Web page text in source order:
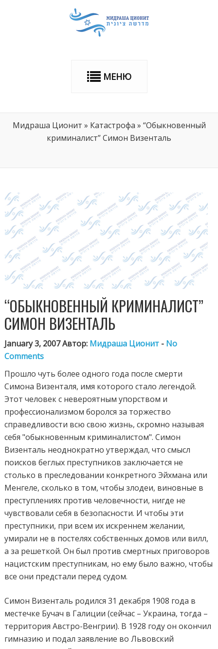
МЕНЮ
Мидраша Ционит » Катастрофа » “Обыкновенный
криминалист” Симон Визенталь
“ОБЫКНОВЕННЫЙ КРИМИНАЛИСТ”
СИМОН ВИЗЕНТАЛЬ
January 3, 2007 Автор: Мидраша Ционит - No
Comments
Прошло чуть более одного года после смерти
Симона Визенталя, имя которого стало легендой.
Этот человек с невероятным упорством и
профессионализмом боролся за торжество
справедливости всю свою жизнь, скромно называя
себя "обыкновенным криминалистом". Симон
Визенталь неоднократно утверждал, что смысл
поисков беглых преступников заключается не
столько в преследовании конкретного Эйхмана или
Менгеле, сколько в том, чтобы злодеи, виновные в
преступлениях против человечности, нигде не
чувствовали себя в безопасности. И чтобы эти
преступники, при всем их искреннем желании,
умирали не в постелях собственных домов или вилл,
а за решеткой. Он был против смертных приговоров
нацистским преступникам, но ему было важно, чтобы
все они предстали перед судом.
Симон Визенталь родился 31 декабря 1908 года в
местечке Бучач в Галиции (сейчас – Украина, тогда –
территория Австро-Венгрии). В 1928 году он окончил
гимназию и подал заявление во Львовский